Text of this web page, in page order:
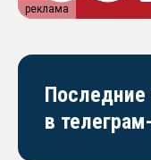
реклама
в